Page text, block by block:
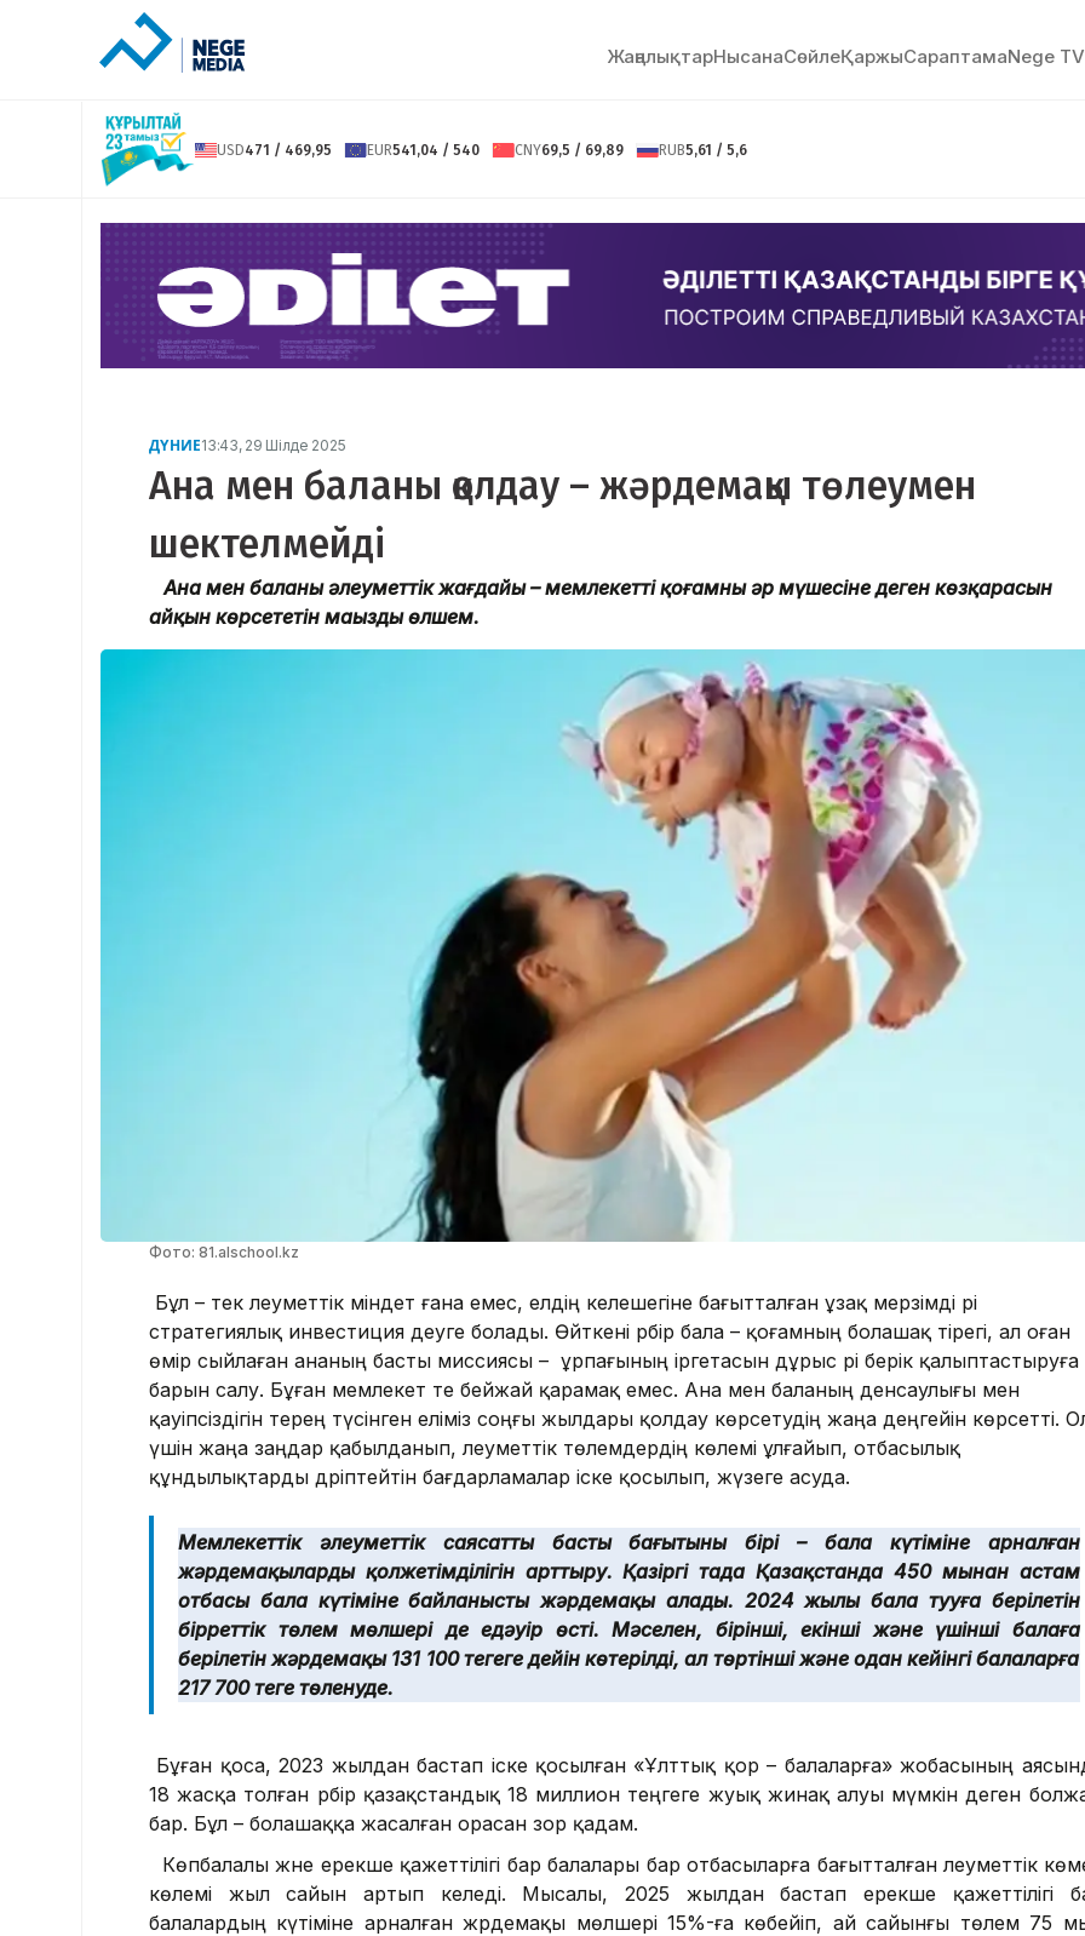
ЖаңалықтарНысанаСөйлeҚаржыСараптамаNege TV
USD471 / 469,95 EUR541,04 / 540 CNY69,5 / 69,89 RUB5,61 / 5,6
ДҮНИЕ13:43, 29 Шілде 2025
Ана мен баланы қолдау – жәрдемақы төлеумен
шектелмейді
Ана мен баланың әлеуметтік жағдайы – мемлекеттің қоғамның әр мүшесіне деген көзқарасын
айқын көрсететін маңызды өлшем.
Фото: 81.alschool.kz
Бұл – тек әлеуметтік міндет ғана емес, елдің келешегіне бағытталған ұзақ мерзімді әрі
стратегиялық инвестиция деуге болады. Өйткені әрбір бала – қоғамның болашақ тірегі, ал оған
өмір сыйлаған ананың басты миссиясы – ұрпағының іргетасын дұрыс әрі берік қалыптастыруға
барын салу. Бұған мемлекет те бейжай қарамақ емес. Ана мен баланың денсаулығы мен
қауіпсіздігін терең түсінген еліміз соңғы жылдары қолдау көрсетудің жаңа деңгейін көрсетті.
үшін жаңа заңдар қабылданып, әлеуметтік төлемдердің көлемі ұлғайып, отбасылық
құндылықтарды дәріптейтін бағдарламалар іске қосылып, жүзеге асуда.
Мемлекеттік әлеуметтік саясаттың басты бағытының бірі – бала күтіміне арналған
жәрдемақылардың қолжетімділігін арттыру. Қазіргі таңда Қазақстанда 450 мыңнан астам
отбасы бала күтіміне байланысты жәрдемақы алады. 2024 жылы бала тууға берілетін
бірреттік төлем мөлшері де едәуір өсті. Мәселен, бірінші, екінші және үшінші балаға
берілетін жәрдемақы 131 100 теңгеге дейін көтерілді, ал төртінші және одан кейінгі балаларға
217 700 теңге төленуде.
Бұған қоса, 2023 жылдан бастап іске қосылған «Ұлттық қор – балаларға» жобасының
18 жасқа толған әрбір қазақстандық 18 миллион теңгеге жуық жинақ алуы мүмкін деген
бар. Бұл – болашаққа жасалған орасан зор қадам.
Көпбалалы және ерекше қажеттілігі бар балалары бар отбасыларға бағытталған әлеуметтік
көлемі жыл сайын артып келеді. Мысалы, 2025 жылдан бастап ерекше қажеттілігі
балалардың күтіміне арналған жәрдемақы мөлшері 15%-ға көбейіп, ай сайынғы төлем 75